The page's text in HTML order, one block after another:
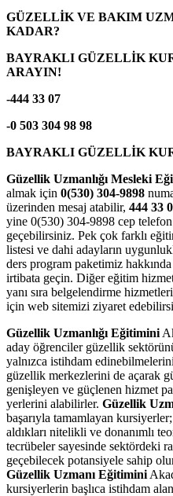
GÜZELLİK VE BAKIM
KADAR?
BAYRAKLI GÜZELLİK
ARAYIN!
-444 33 07
-0 503 304 98 98
BAYRAKLI GÜZELLİK
Güzellik Uzmanlığı Mesleki
almak için 0(530) 304-9898
üzerinden mesaj atabilir, 444 33
yine 0(530) 304-9898 cep
geçebilirsiniz. Pek çok farklı
listesi ve dahi adayların
ders program paketimiz
irtibata geçin. Diğer eğitim
yanı sıra belgelendirme
için web sitemizi ziyaret
Güzellik Uzmanlığı Eğitimini
aday öğrenciler güzellik
yalnızca istihdam
güzellik merkezlerini de açarak
genişleyen ve güçlenen hizmet
yerlerini alabilirler. Güzellik
başarıyla tamamlayan
aldıkları nitelikli ve donanımlı
tecrübeler sayesinde sektördeki
geçebilecek potansiyele sahip
Güzellik Uzmanı Eğitimini
kursiyerlerin başlıca istihdam